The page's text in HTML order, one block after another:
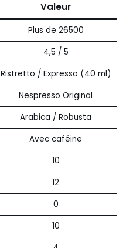
Valeur
Plus de 26500
4,5 / 5
Ristretto / Expresso (40 ml)
Nespresso Original
Arabica / Robusta
Avec caféine
10
12
0
10